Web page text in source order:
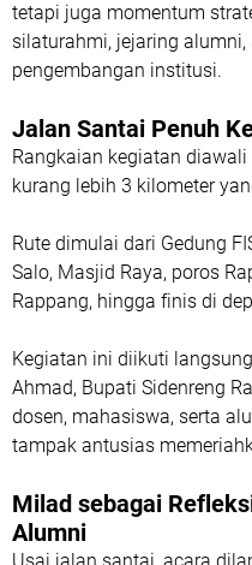
tetapi juga momentum
silaturahmi, jejaring
pengembangan institusi.
Jalan Santai Penuh
Rangkaian kegiatan
kurang lebih 3 kilometer
Rute dimulai dari Gedung
Salo, Masjid Raya, poros
Rappang, hingga finis di
Kegiatan ini diikuti
Ahmad, Bupati Sidenreng
dosen, mahasiswa, serta
tampak antusias
Milad sebagai
Alumni